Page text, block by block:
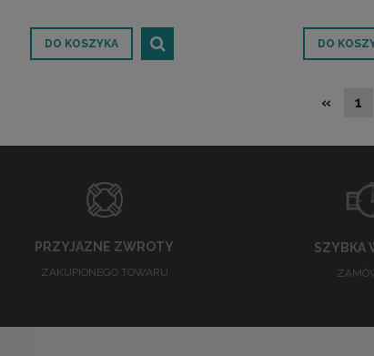
DO KOSZYKA DO
« 1
PRZYJAZNE ZWROTY
ZAKUPIONEGO TOWARU
SZYBKA